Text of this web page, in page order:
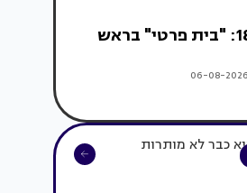
וילה בקומה ה-18: "בית פרטי" בראש
06-08-2026